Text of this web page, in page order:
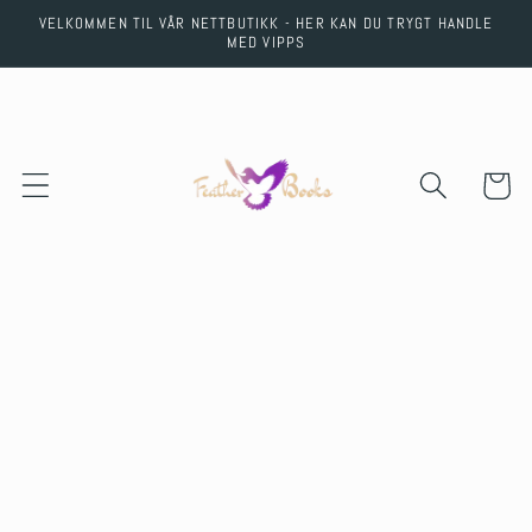
Skip to
VELKOMMEN TIL VÅR NETTBUTIKK - HER KAN DU TRYGT HANDLE
MED VIPPS
Cart